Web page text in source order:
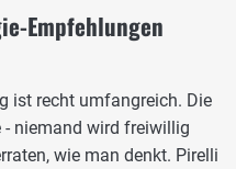
Empfehlungen
ist recht umfangreich. Die
- niemand wird freiwillig
wie man denkt. Pirelli